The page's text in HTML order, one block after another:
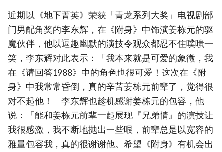
近期以《地下菁英》荣获「青龙系列大奖」电视剧部
门男配角奖的李东辉，在《附身》中饰演姜栋元的驱
魔伙伴，他以逗趣幽默的演技令观众都忍不住噗嗤一
笑，李东辉对此表示：「我本来就是可爱的象徵，我
在《请回答1988》中的角色也很可爱！这次在《附
身》中我常常昏倒，真的辛苦姜栋元前辈了，觉得很
对不起他！」李东辉也趁机感谢姜栋元的包容，他
说：「能和姜栋元前辈一起展现『兄弟情』的演技让
我很感激，我不断地抛出一些哏，前辈总是以宽容的
雅量包容我，真的很谢谢他。希望《附身》有机会出